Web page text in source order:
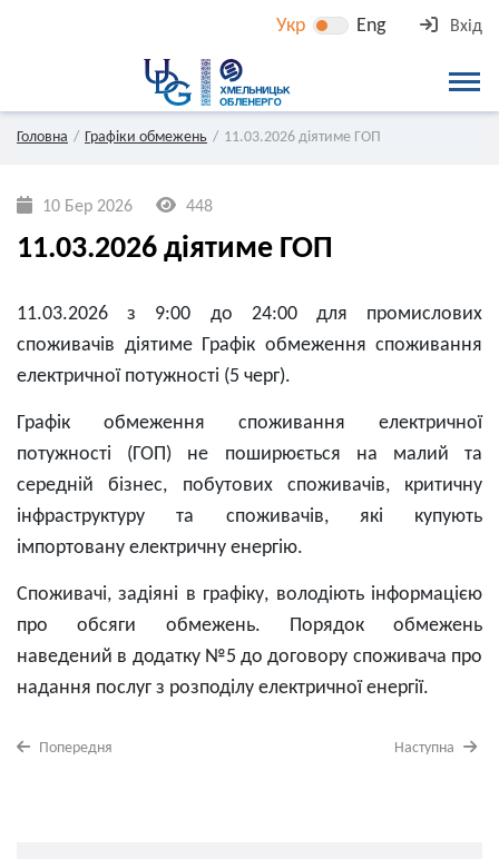
Укр Eng Вхід
Головна Графіки обмежень 11.03.2026 діятиме ГОП
10 Бер 2026 448
11.03.2026 діятиме ГОП
11.03.2026 з 9:00 до 24:00 для промислових
споживачів діятиме Графік обмеження споживання
електричної потужності (5 черг).
Графік обмеження споживання електричної
потужності (ГОП) не поширюється на малий та
середній бізнес, побутових споживачів, критичну
інфраструктуру та споживачів, які купують
імпортовану електричну енергію.
Споживачі, задіяні в графіку, володіють інформацією
про обсяги обмежень. Порядок обмежень
наведений в додатку №5 до договору споживача про
надання послуг з розподілу електричної енергії.
Попередня Наступна